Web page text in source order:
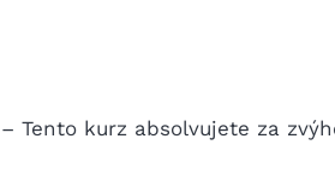
– Tento kurz absolvujete za